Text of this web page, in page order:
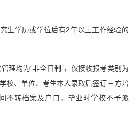
生学历或学位后有2年以上工作经验的
理均为“非全日制”，仅接收报考类别为
校、单位、考生本人录取后签订三方培
不转档案及户口，毕业时学校不予派